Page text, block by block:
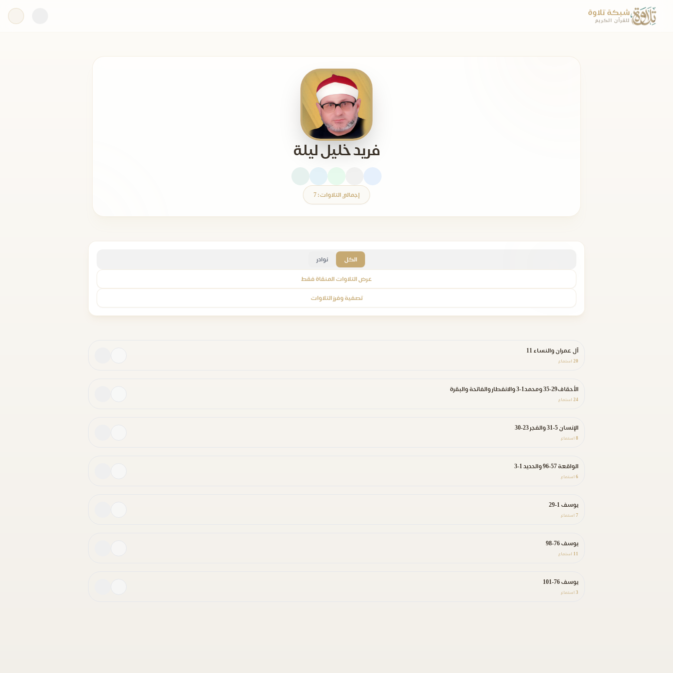
شبكة تلاوة
للقرآن الكريم
فريد خليل ليلة
إجمالي التلاوات: 7
الكل نوادر
عرض التلاوات المنقاة فقط
تصفية وفرز التلاوات
آل عمران والنساء 11
20 استماع
الأحقاف29-35 ومحمد1-3 والانفطار والفاتحة والبقرة
24 استماع
الإنسان 5-31 والفجر 23-30
8 استماع
الواقعة 57-96 والحديد 1-3
6 استماع
يوسف 1-29
7 استماع
يوسف 76-98
11 استماع
يوسف 76-101
3 استماع